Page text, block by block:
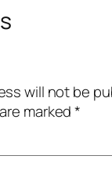
will not be
marked*